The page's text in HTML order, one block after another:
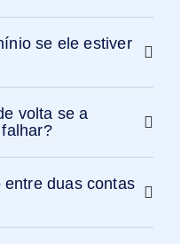
se ele estiver
volta se a
duas contas